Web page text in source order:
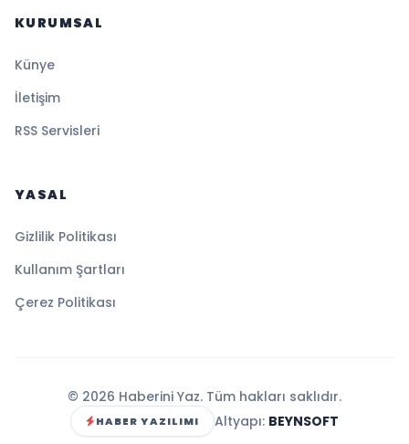
KURUMSAL
Künye
İletişim
RSS Servisleri
YASAL
Gizlilik Politikası
Kullanım Şartları
Çerez Politikası
© 2026 Haberini Yaz. Tüm hakları saklıdır.
HABER YAZILIMI Altyapı: BEYNSOFT